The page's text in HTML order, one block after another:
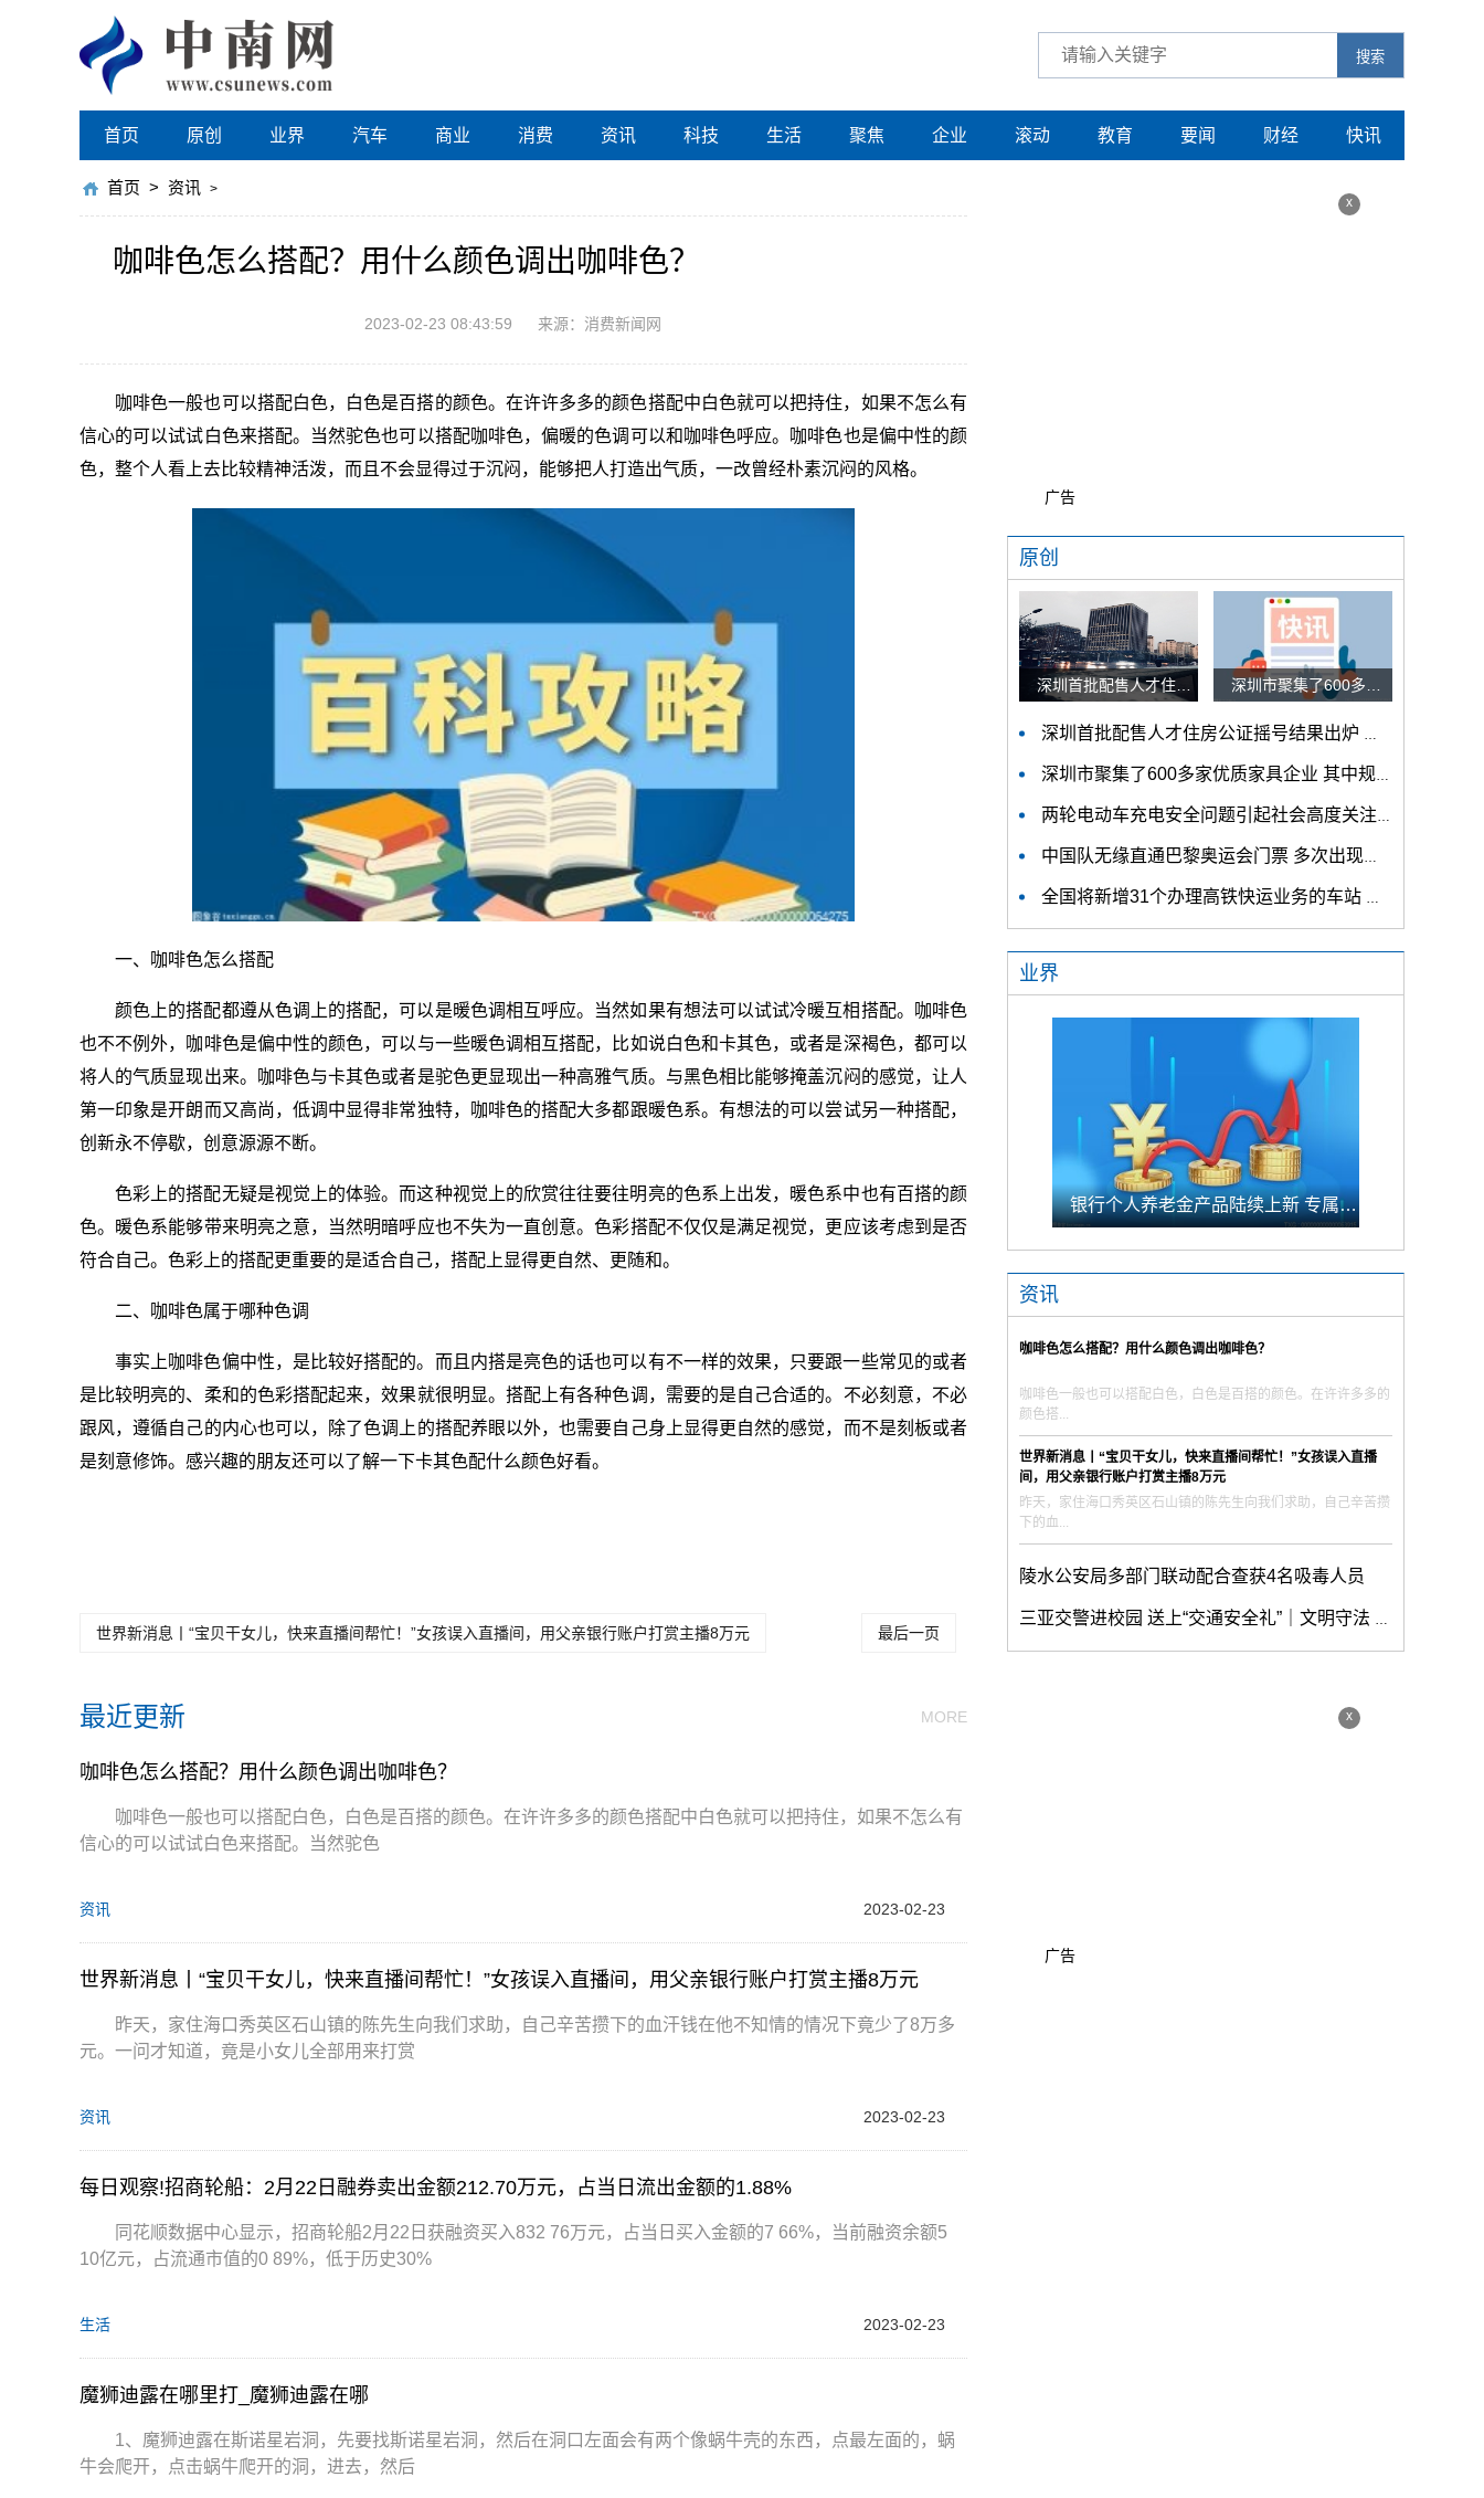
搜索
首页 原创 业界 汽车 商业 消费 资讯 科技 生活 聚焦 企业 滚动 教育 要闻 财经 快讯
首页 > 资讯 >
咖啡色怎么搭配？用什么颜色调出咖啡色？
2023-02-23 08:43:59 来源：消费新闻网
咖啡色一般也可以搭配白色，白色是百搭的颜色。在许许多多的颜色搭配中白色就可以把持住，如果不怎么有
信心的可以试试白色来搭配。当然驼色也可以搭配咖啡色，偏暖的色调可以和咖啡色呼应。咖啡色也是偏中性的颜
色，整个人看上去比较精神活泼，而且不会显得过于沉闷，能够把人打造出气质，一改曾经朴素沉闷的风格。
一、咖啡色怎么搭配
颜色上的搭配都遵从色调上的搭配，可以是暖色调相互呼应。当然如果有想法可以试试冷暖互相搭配。咖啡色
也不不例外，咖啡色是偏中性的颜色，可以与一些暖色调相互搭配，比如说白色和卡其色，或者是深褐色，都可以
将人的气质显现出来。咖啡色与卡其色或者是驼色更显现出一种高雅气质。与黑色相比能够掩盖沉闷的感觉，让人
第一印象是开朗而又高尚，低调中显得非常独特，咖啡色的搭配大多都跟暖色系。有想法的可以尝试另一种搭配，
创新永不停歇，创意源源不断。
色彩上的搭配无疑是视觉上的体验。而这种视觉上的欣赏往往要往明亮的色系上出发，暖色系中也有百搭的颜
色。暖色系能够带来明亮之意，当然明暗呼应也不失为一直创意。色彩搭配不仅仅是满足视觉，更应该考虑到是否
符合自己。色彩上的搭配更重要的是适合自己，搭配上显得更自然、更随和。
二、咖啡色属于哪种色调
事实上咖啡色偏中性，是比较好搭配的。而且内搭是亮色的话也可以有不一样的效果，只要跟一些常见的或者
是比较明亮的、柔和的色彩搭配起来，效果就很明显。搭配上有各种色调，需要的是自己合适的。不必刻意，不必
跟风，遵循自己的内心也可以，除了色调上的搭配养眼以外，也需要自己身上显得更自然的感觉，而不是刻板或者
是刻意修饰。感兴趣的朋友还可以了解一下卡其色配什么颜色好看。
世界新消息丨“宝贝干女儿，快来直播间帮忙！”女孩误入直播间，用父亲银行账户打赏主播8万元 最后一页
最近更新 MORE
咖啡色怎么搭配？用什么颜色调出咖啡色？
咖啡色一般也可以搭配白色，白色是百搭的颜色。在许许多多的颜色搭配中白色就可以把持住，如果不怎么有
信心的可以试试白色来搭配。当然驼色
资讯 2023-02-23
世界新消息丨“宝贝干女儿，快来直播间帮忙！”女孩误入直播间，用父亲银行账户打赏主播8万元
昨天，家住海口秀英区石山镇的陈先生向我们求助，自己辛苦攒下的血汗钱在他不知情的情况下竟少了8万多
元。一问才知道，竟是小女儿全部用来打赏
资讯 2023-02-23
每日观察!招商轮船：2月22日融券卖出金额212.70万元，占当日流出金额的1.88%
同花顺数据中心显示，招商轮船2月22日获融资买入832 76万元，占当日买入金额的7 66%，当前融资余额5
10亿元，占流通市值的0 89%，低于历史30%
生活 2023-02-23
魔狮迪露在哪里打_魔狮迪露在哪
1、魔狮迪露在斯诺星岩洞，先要找斯诺星岩洞，然后在洞口左面会有两个像蜗牛壳的东西，点最左面的，蜗
牛会爬开，点击蜗牛爬开的洞，进去，然后
x
广告
原创
深圳首批配售人才住房公证摇号结果出炉 认购家庭将于12月9日起选房
深圳市聚集了600多家优质家具企业 其中规模以上企业占比90%
两轮电动车充电安全问题引起社会高度关注 多措并举强化充电安全监管
中国队无缘直通巴黎奥运会门票 多次出现失误平衡木唐茜靖、罗蕊掉木
全国将新增31个办理高铁快运业务的车站 高铁快运车站将达280个
业界
银行个人养老金产品陆续上新 专属储蓄期限偏1年至5年的中长期
资讯
咖啡色怎么搭配？用什么颜色调出咖啡色？
咖啡色一般也可以搭配白色，白色是百搭的颜色。在许许多多的
颜色搭...
世界新消息丨“宝贝干女儿，快来直播间帮忙！”女孩误入直播
间，用父亲银行账户打赏主播8万元
昨天，家住海口秀英区石山镇的陈先生向我们求助，自己辛苦攒
下的血...
陵水公安局多部门联动配合查获4名吸毒人员
三亚交警进校园 送上“交通安全礼”｜文明守法 平安回家
x
广告